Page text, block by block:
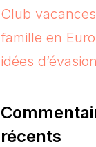
Club
famille en
idées
récents